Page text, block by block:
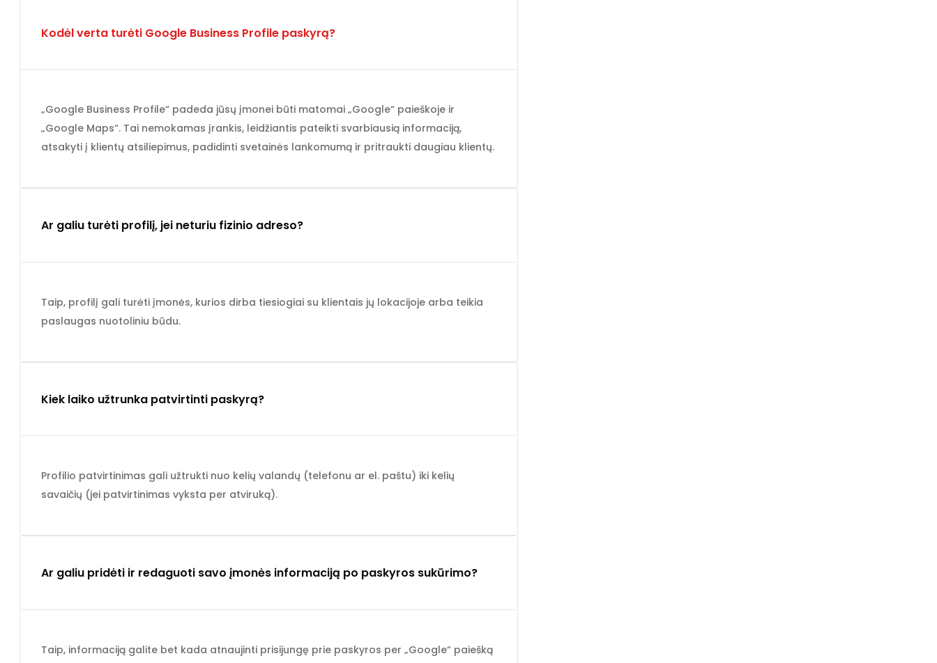
Kodėl verta turėti Google Business Profile paskyrą?
„Google Business Profile“ padeda jūsų įmonei būti matomai „Google“ paieškoje ir
„Google Maps“. Tai nemokamas įrankis, leidžiantis pateikti svarbiausią informaciją,
atsakyti į klientų atsiliepimus, padidinti svetainės lankomumą ir pritraukti daugiau klientų.
Ar galiu turėti profilį, jei neturiu fizinio adreso?
Taip, profilį gali turėti įmonės, kurios dirba tiesiogiai su klientais jų lokacijoje arba teikia
paslaugas nuotoliniu būdu.
Kiek laiko užtrunka patvirtinti paskyrą?
Profilio patvirtinimas gali užtrukti nuo kelių valandų (telefonu ar el. paštu) iki kelių
savaičių (jei patvirtinimas vyksta per atviruką).
Ar galiu pridėti ir redaguoti savo įmonės informaciją po paskyros sukūrimo?
Taip, informaciją galite bet kada atnaujinti prisijungę prie paskyros per „Google“ paiešką